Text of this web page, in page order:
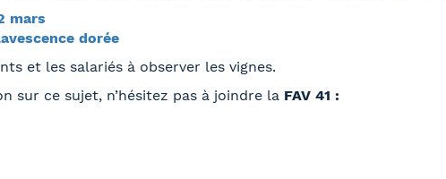
mars
dorée
et les salariés à observer les vignes.
sur ce sujet, n’hésitez pas à joindre la FAV 41 :